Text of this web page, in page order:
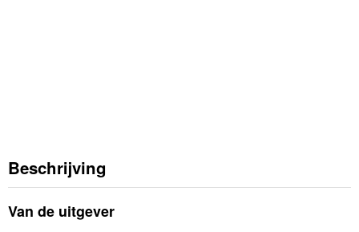
Beschrijving
Van de uitgever